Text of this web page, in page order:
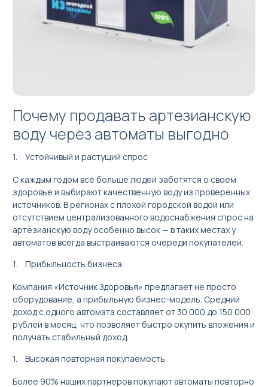
Почему продавать артезианскую
воду через автоматы выгодно
Устойчивый и растущий спрос
С каждым годом всё больше людей заботятся о своём
здоровье и выбирают качественную воду из проверенных
источников. В регионах с плохой городской водой или
отсутствием централизованного водоснабжения спрос на
артезианскую воду особенно высок — в таких местах у
автоматов всегда выстраиваются очереди покупателей.
Прибыльность бизнеса
Компания «Источник Здоровья» предлагает не просто
оборудование, а прибыльную бизнес-модель. Средний
доход с одного автомата составляет от 30 000 до 150 000
рублей в месяц, что позволяет быстро окупить вложения и
получать стабильный доход.
Высокая повторная покупаемость
Более 90% наших партнеров покупают автоматы повторно